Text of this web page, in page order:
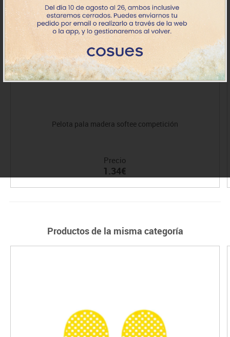
Pelota pala madera softee competición
Precio
1.34€
Productos de la misma categoría